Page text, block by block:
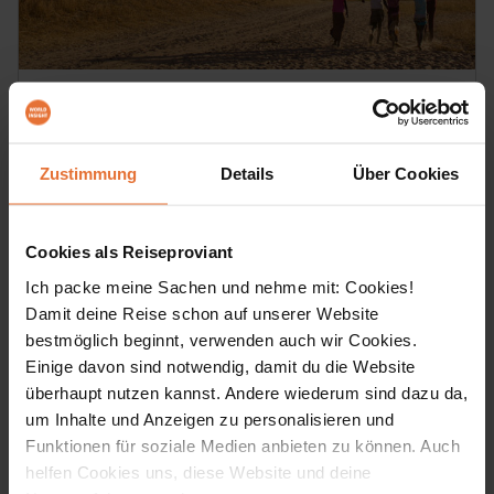
Zustimmung Details Über Cookies
Cookies als Reiseproviant
Ich packe meine Sachen und nehme mit: Cookies!
Damit deine Reise schon auf unserer Website
bestmöglich beginnt, verwenden auch wir Cookies.
Einige davon sind notwendig, damit du die Website
überhaupt nutzen kannst. Andere wiederum sind dazu da,
um Inhalte und Anzeigen zu personalisieren und
Funktionen für soziale Medien anbieten zu können. Auch
helfen Cookies uns, diese Website und deine
Erlebnisreisen
Senegal und Gambia
Auf Entdeckungstour in Senegambia
beeindruckende Naturlandschaften, entführt uns zurück in
den Menschen Senegambias.
20 Tage
ab € 3.350,-
DETAILS & BUCHEN